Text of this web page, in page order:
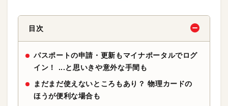
目次
パスポートの申請・更新もマイナポータルでログ
イン！ ...と思いきや意外な手間も
まだまだ使えないところもあり？ 物理カードの
ほうが便利な場合も